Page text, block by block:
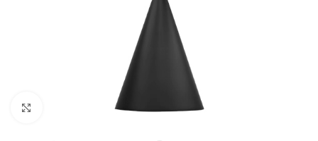
Clic para ampliar